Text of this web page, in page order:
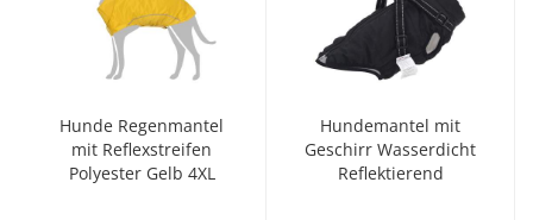
Hunde Regenmantel
mit Reflexstreifen
Polyester Gelb 4XL
Hundemantel mit
Geschirr Wasserdicht
Reflektierend